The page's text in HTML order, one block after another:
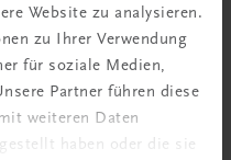
Website zu analysieren.
zu Ihrer Verwendung
für soziale Medien,
Partner führen diese
weiteren Daten
haben oder die sie
Entscheidend
wie gearbeitet wird und
Stellenanzeige,